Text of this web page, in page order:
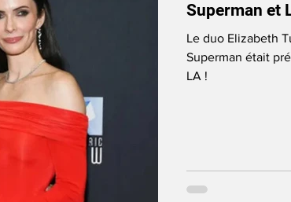
Superman et
Le duo Elizabeth
Superman était
LA !